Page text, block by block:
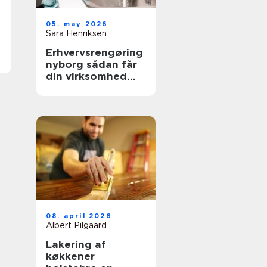
05. may 2026
Sara Henriksen
Erhvervsrengøring
nyborg sådan får
din virksomhed
08. april 2026
Albert Pilgaard
Lakering af
køkkener